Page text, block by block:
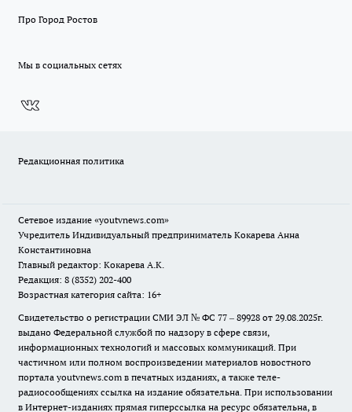
Про Город Ростов
Мы в социальных сетях
Редакционная политика
Сетевое издание «youtvnews.com»
Учредитель Индивидуальный предприниматель Кокарева Анна
Константиновна
Главный редактор: Кокарева А.К.
Редакция: 8 (8352) 202-400
Возрастная категория сайта: 16+
Свидетельство о регистрации СМИ ЭЛ № ФС 77 – 89928 от 29.08.2025г.
выдано Федеральной службой по надзору в сфере связи,
информационных технологий и массовых коммуникаций. При
частичном или полном воспроизведении материалов новостного
портала youtvnews.com в печатных изданиях, а также теле-
радиосообщениях ссылка на издание обязательна. При использовании
в Интернет-изданиях прямая гиперссылка на ресурс обязательна, в